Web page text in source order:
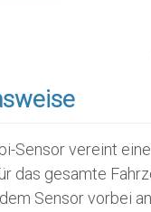
Sensor vereint
das gesamte
Sensor vorbei